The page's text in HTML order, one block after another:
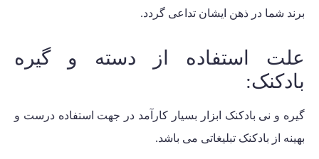
برند شما در ذهن ایشان تداعی گردد.
علت استفاده از دسته و گیره
بادکنک:
گیره و نی بادکنک ابزار بسیار کارآمد در جهت استفاده درست و
بهینه از بادکنک تبلیغاتی می باشد.